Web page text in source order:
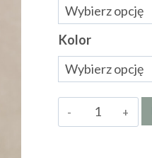
Kolor
ilość
Kombinezon